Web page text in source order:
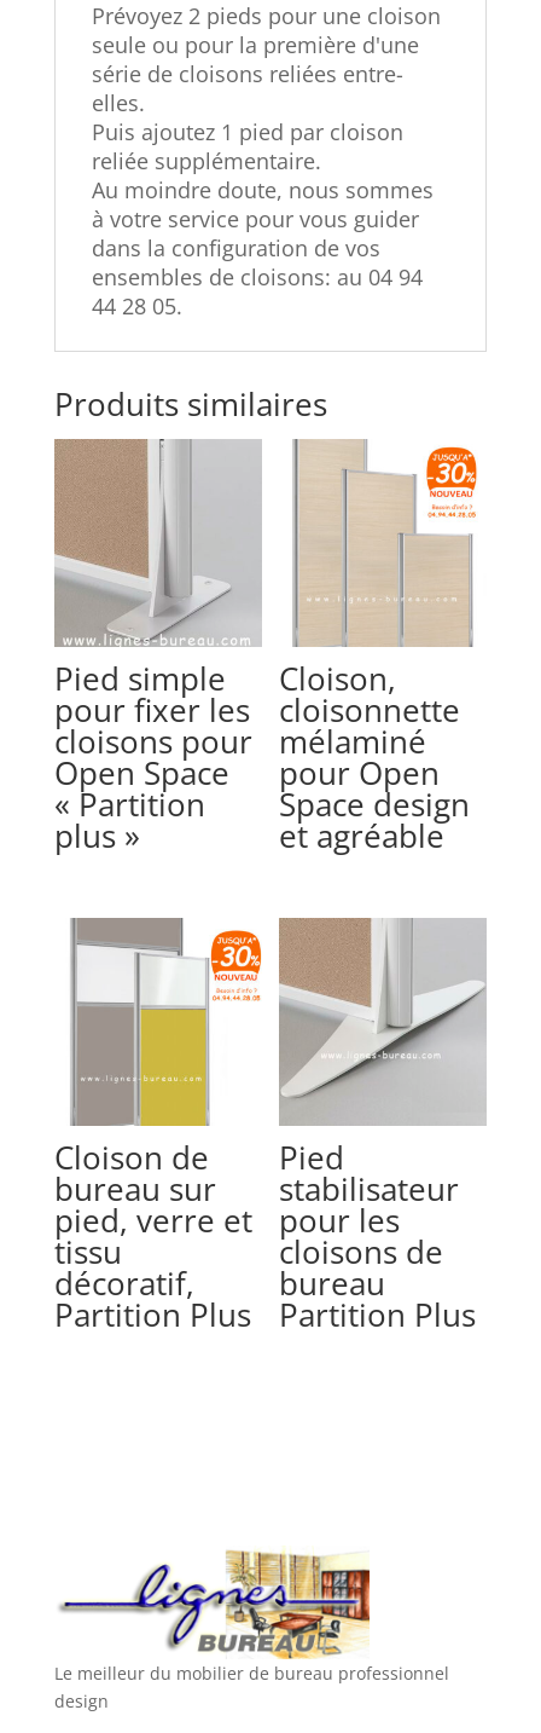
Prévoyez 2 pieds pour une cloison
seule ou pour la première d'une
série de cloisons reliées entre-
elles.
Puis ajoutez 1 pied par cloison
reliée supplémentaire.
Au moindre doute, nous sommes
à votre service pour vous guider
dans la configuration de vos
ensembles de cloisons: au 04 94
44 28 05.
Produits similaires
Pied simple
pour fixer les
cloisons pour
Open Space
« Partition
plus »
Cloison,
cloisonnette
mélaminé
pour Open
Space design
et agréable
Cloison de
bureau sur
pied, verre et
tissu
décoratif,
Partition Plus
Pied
stabilisateur
pour les
cloisons de
bureau
Partition Plus
Le meilleur du mobilier de bureau professionnel
design